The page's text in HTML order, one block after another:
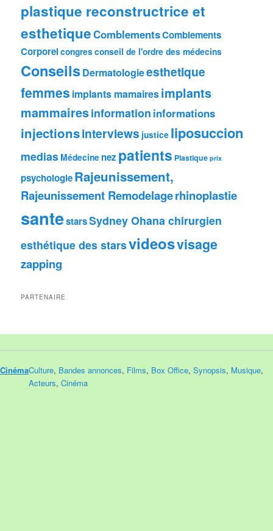
plastique reconstructrice et
esthetiqueComblementsComblements
Corporelcongresconseil de l'ordre des médecins
ConseilsDermatologieesthetique
femmes implants mamairesimplants
mammairesinformation informations
injectionsinterviews justice liposuccion
medias Médecine nez patients Plastique prix
psychologieRajeunissement,
Rajeunissement Remodelagerhinoplastie
santestarsSydney Ohana chirurgien
esthétique des starsvideosvisage
zapping
PARTENAIRE
CinémaCulture, Bandes annonces, Films, Box Office, Synopsis, Musique,
Acteurs, Cinéma